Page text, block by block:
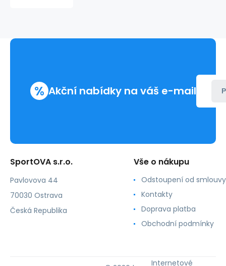
% Akční nabídky na váš e-mail
SportOVA s.r.o.
Pavlovova 44
70030 Ostrava
Česká Republika
Vše o nákupu
Odstoupení od smlouvy
Kontakty
Doprava platba
Obchodní podmínky
Internetové